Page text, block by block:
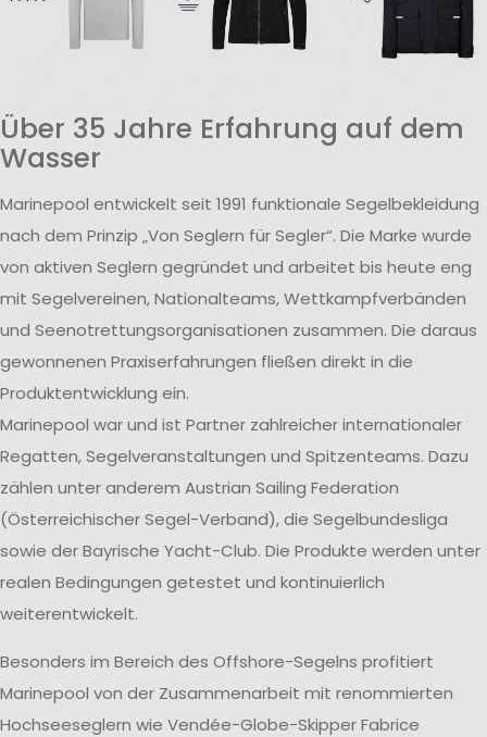
Über 35 Jahre Erfahrung auf dem
Wasser
Marinepool entwickelt seit 1991 funktionale Segelbekleidung
nach dem Prinzip „Von Seglern für Segler“. Die Marke wurde
von aktiven Seglern gegründet und arbeitet bis heute eng
mit Segelvereinen, Nationalteams, Wettkampfverbänden
und Seenotrettungsorganisationen zusammen. Die daraus
gewonnenen Praxiserfahrungen fließen direkt in die
Produktentwicklung ein.
Marinepool war und ist Partner zahlreicher internationaler
Regatten, Segelveranstaltungen und Spitzenteams. Dazu
zählen unter anderem Austrian Sailing Federation
(Österreichischer Segel-Verband), die Segelbundesliga
sowie der Bayrische Yacht-Club. Die Produkte werden unter
realen Bedingungen getestet und kontinuierlich
weiterentwickelt.
Besonders im Bereich des Offshore-Segelns profitiert
Marinepool von der Zusammenarbeit mit renommierten
Hochseeseglern wie Vendée-Globe-Skipper Fabrice